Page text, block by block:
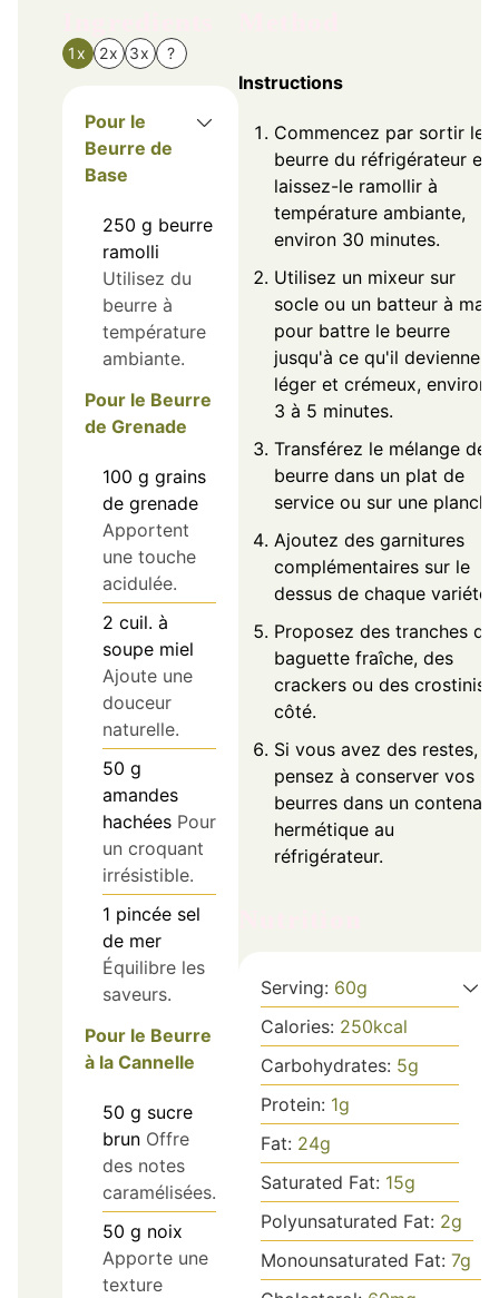
1x 2x 3x ?
Pour le
Beurre de
Base
250 g beurre
ramolli
Utilisez du
beurre à
température
ambiante.
Pour le Beurre
de Grenade
100 g grains
de grenade
Apportent
une touche
acidulée.
2 cuil. à
soupe miel
Ajoute une
douceur
naturelle.
50 g
amandes
hachées Pour
un croquant
irrésistible.
1 pincée sel
de mer
Équilibre les
saveurs.
Pour le Beurre
à la Cannelle
50 g sucre
brun Offre
des notes
caramélisées.
50 g noix
Apporte une
texture
Instructions
Commencez par sortir le
beurre du réfrigérateur et
laissez-le ramollir à
température ambiante,
environ 30 minutes.
Utilisez un mixeur sur
socle ou un batteur à main
pour battre le beurre
jusqu'à ce qu'il devienne
léger et crémeux, environ
3 à 5 minutes.
Transférez le mélange de
beurre dans un plat de
service ou sur une
Ajoutez des garnitures
complémentaires sur le
dessus de chaque variété.
Proposez des tranches de
baguette fraîche, des
crackers ou des crostinis
côté.
Si vous avez des restes,
pensez à conserver vos
beurres dans un contenant
hermétique au
réfrigérateur.
Serving: 60g
Calories: 250kcal
Carbohydrates: 5g
Protein: 1g
Fat: 24g
Saturated Fat: 15g
Polyunsaturated Fat: 2g
Monounsaturated Fat: 7g